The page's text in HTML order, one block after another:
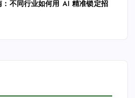
：不同行业如何用 AI 精准锁定招